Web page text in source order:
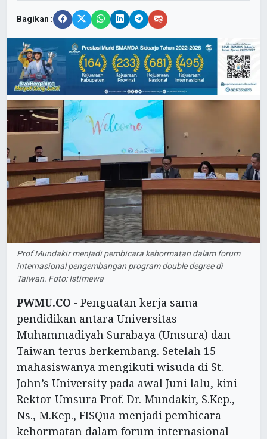
Bagikan :
Prof Mundakir menjadi pembicara kehormatan dalam forum
internasional pengembangan program double degree di
Taiwan. Foto: Istimewa
PWMU.CO - Penguatan kerja sama
pendidikan antara Universitas
Muhammadiyah Surabaya (Umsura) dan
Taiwan terus berkembang. Setelah 15
mahasiswanya mengikuti wisuda di St.
John’s University pada awal Juni lalu, kini
Rektor Umsura Prof. Dr. Mundakir, S.Kep.,
Ns., M.Kep., FISQua menjadi pembicara
kehormatan dalam forum internasional